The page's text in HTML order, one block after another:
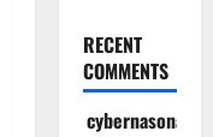
RECENT
COMMENTS
cybernasonal